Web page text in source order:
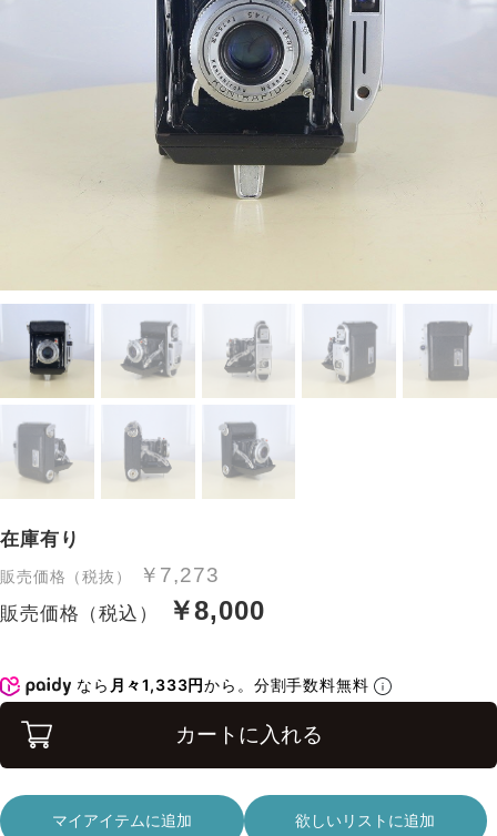
在庫有り
販売価格（税抜） ￥7,273
販売価格（税込） ￥8,000
なら 月々1,333円から。分割手数料無料
カートに入れる
マイアイテムに追加 欲しいリストに追加